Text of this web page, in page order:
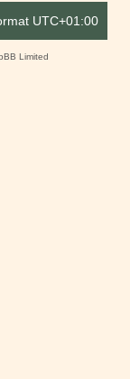
UTC+01:00
Limited